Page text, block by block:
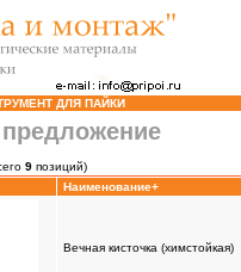
ДЛЯ ПАЙКИ
9 позиций)
Наименование+
Вечная кисточка (химстойкая)